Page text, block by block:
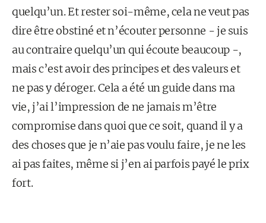
quelqu’un. Et rester soi-même, cela ne veut pas
dire être obstiné et n’écouter personne - je suis
au contraire quelqu’un qui écoute beaucoup -,
mais c’est avoir des principes et des valeurs et
ne pas y déroger. Cela a été un guide dans ma
vie, j’ai l’impression de ne jamais m’être
compromise dans quoi que ce soit, quand il y a
des choses que je n’aie pas voulu faire, je ne les
ai pas faites, même si j’en ai parfois payé le prix
fort.